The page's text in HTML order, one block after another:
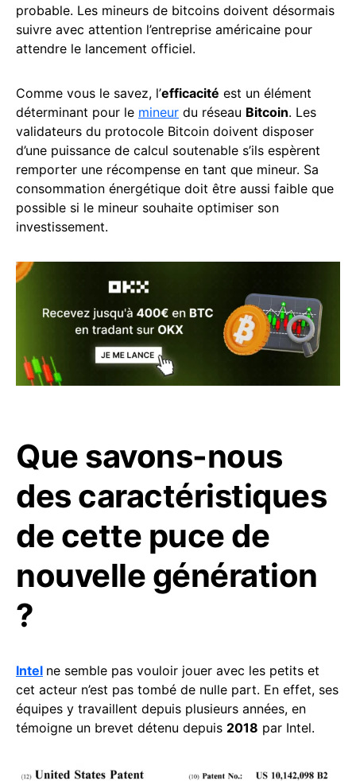
probable. Les mineurs de bitcoins doivent désormais
suivre avec attention l’entreprise américaine pour
attendre le lancement officiel.
Comme vous le savez, l’efficacité est un élément
déterminant pour le mineur du réseau Bitcoin. Les
validateurs du protocole Bitcoin doivent disposer
d’une puissance de calcul soutenable s’ils espèrent
remporter une récompense en tant que mineur. Sa
consommation énergétique doit être aussi faible que
possible si le mineur souhaite optimiser son
investissement.
Que savons-nous
des caractéristiques
de cette puce de
nouvelle génération
?
Intel ne semble pas vouloir jouer avec les petits et
cet acteur n’est pas tombé de nulle part. En effet, ses
équipes y travaillent depuis plusieurs années, en
témoigne un brevet détenu depuis 2018 par Intel.